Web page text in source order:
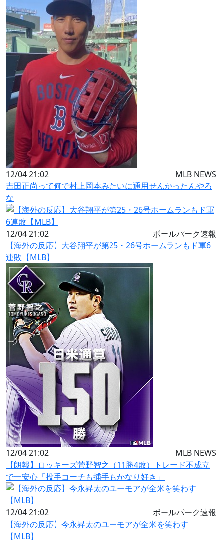
12/04 21:02
MLB NEWS
吉田正尚って何で村上岡本みたいに通用せんかったんやろ
な
12/04 21:02
ボールパーク速報
【海外の反応】大谷翔平が第25・26号ホームランもド軍6
連敗【MLB】
12/04 21:02
MLB NEWS
【朗報】ロッキーズ菅野智之（11勝4敗）トレード不成立
で一安心「投手コーチも捕手もかなり好き」
12/04 21:02
ボールパーク速報
【海外の反応】今永昇太のユーモアが全米を笑わす
【MLB】